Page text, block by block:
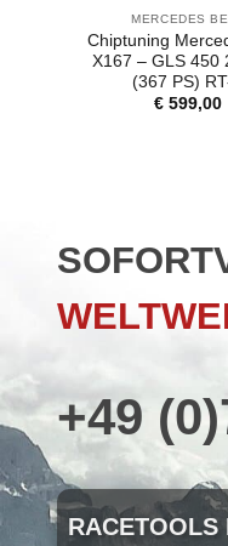
MERCEDES
Chiptuning
X167 – GLS 450
(367 PS)
€ 599,00
+49
RACETOOLS